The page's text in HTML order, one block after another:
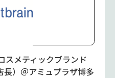
スメティックブランド
長）＠アミュプラザ博多